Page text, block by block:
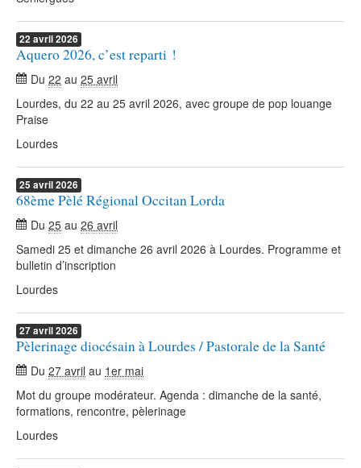
22 avril2026
Aquero 2026, c’est reparti !
Du 22 au 25 avril
Lourdes, du 22 au 25 avril 2026, avec groupe de pop louange
Praise
Lourdes
25 avril2026
68ème Pèlé Régional Occitan Lorda
Du 25 au 26 avril
Samedi 25 et dimanche 26 avril 2026 à Lourdes. Programme et
bulletin d’inscription
Lourdes
27avril2026
Pèlerinage diocésain à Lourdes / Pastorale de la Santé
Du 27 avril au 1er mai
Mot du groupe modérateur. Agenda : dimanche de la santé,
formations, rencontre, pèlerinage
Lourdes